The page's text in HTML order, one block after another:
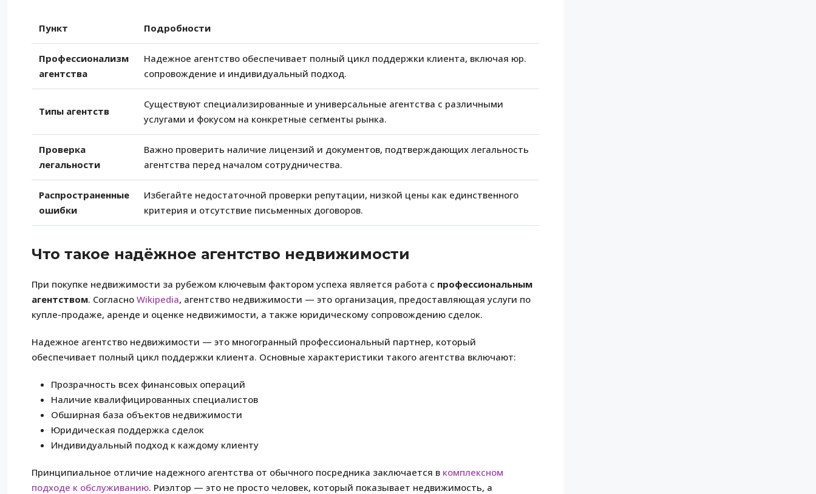
Пункт Подробности
Профессионализм
агентства
Надежное агентство обеспечивает полный цикл поддержки клиента, включая юр.
сопровождение и индивидуальный подход.
Типы агентств
Существуют специализированные и универсальные агентства с различными
услугами и фокусом на конкретные сегменты рынка.
Проверка
легальности
Важно проверить наличие лицензий и документов, подтверждающих легальность
агентства перед началом сотрудничества.
Распространенные
ошибки
Избегайте недостаточной проверки репутации, низкой цены как единственного
критерия и отсутствие письменных договоров.
Что такое надёжное агентство недвижимости
При покупке недвижимости за рубежом ключевым фактором успеха является работа с профессиональным
агентством. Согласно Wikipedia, агентство недвижимости — это организация, предоставляющая услуги по
купле-продаже, аренде и оценке недвижимости, а также юридическому сопровождению сделок.
Надежное агентство недвижимости — это многогранный профессиональный партнер, который
обеспечивает полный цикл поддержки клиента. Основные характеристики такого агентства включают:
Прозрачность всех финансовых операций
Наличие квалифицированных специалистов
Обширная база объектов недвижимости
Юридическая поддержка сделок
Индивидуальный подход к каждому клиенту
Принципиальное отличие надежного агентства от обычного посредника заключается в комплексном
подходе к обслуживанию. Риэлтор — это не просто человек, который показывает недвижимость, а